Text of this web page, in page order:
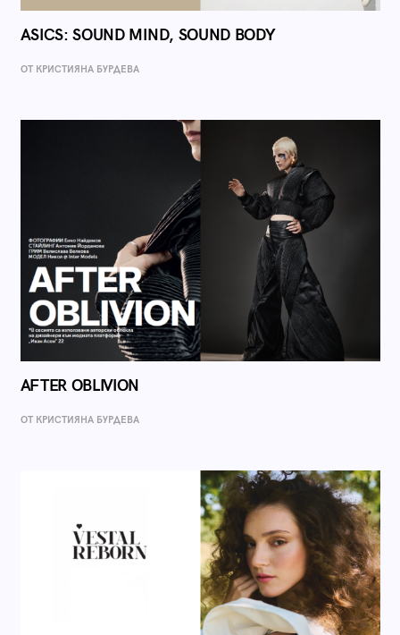
ASICS: SOUND MIND, SOUND BODY
ОТ КРИСТИЯНА БУРДЕВА
AFTER OBLIVION
ОТ КРИСТИЯНА БУРДЕВА